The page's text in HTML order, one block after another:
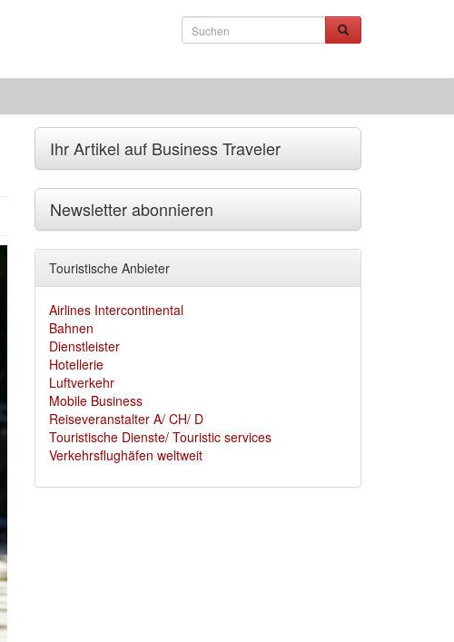
Ihr Artikel auf Business Traveler
Newsletter abonnieren
Touristische Anbieter
Airlines Intercontinental
Bahnen
Dienstleister
Hotellerie
Luftverkehr
Mobile Business
Reiseveranstalter A/ CH/ D
Touristische Dienste/ Touristic services
Verkehrsflughäfen weltweit